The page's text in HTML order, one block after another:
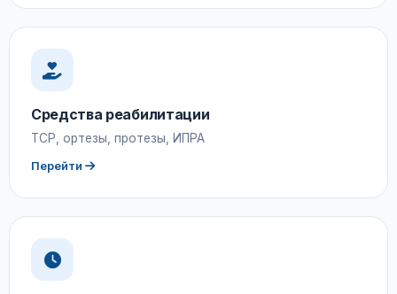
Средства реабилитации
ТСР, ортезы, протезы, ИПРА
Перейти